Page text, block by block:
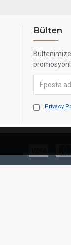
Bülten
Privacy